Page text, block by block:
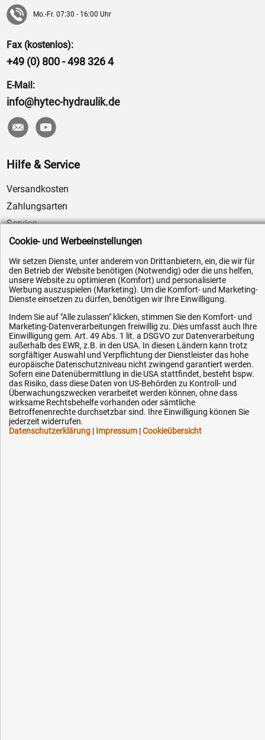
Mo.-Fr. 07:30 - 16:00 Uhr
Fax (kostenlos):
+49 (0) 800 - 498 326 4
E-Mail:
info@hytec-hydraulik.de
Hilfe & Service
Versandkosten
Zahlungsarten
Service
AGB / Widerrufsrecht
Datenschutz
Impressum
Karriere
Technik-Hilfe
Downloads
Kontakt
Ihre Hytec-Hydraulik Vorteile
Schneller Versand, meist am selben Tag
Versandkostenfrei ab 150 EUR (innerhalb DE)
Cookie- und Werbeeinstellungen
Wir setzen Dienste, unter anderem von Drittanbietern, ein, die wir für
den Betrieb der Website benötigen (Notwendig) oder die uns helfen,
unsere Website zu optimieren (Komfort) und personalisierte
Werbung auszuspielen (Marketing). Um die Komfort- und Marketing-
Dienste einsetzen zu dürfen, benötigen wir Ihre Einwilligung.
Indem Sie auf "Alle zulassen" klicken, stimmen Sie den Komfort- und
Marketing-Datenverarbeitungen freiwillig zu. Dies umfasst auch Ihre
Einwilligung gem. Art. 49 Abs. 1 lit. a DSGVO zur Datenverarbeitung
außerhalb des EWR, z.B. in den USA. In diesen Ländern kann trotz
sorgfältiger Auswahl und Verpflichtung der Dienstleister das hohe
europäische Datenschutzniveau nicht zwingend garantiert werden.
Sofern eine Datenübermittlung in die USA stattfindet, besteht bspw.
das Risiko, dass diese Daten von US-Behörden zu Kontroll- und
Überwachungszwecken verarbeitet werden können, ohne dass
wirksame Rechtsbehelfe vorhanden oder sämtliche
Betroffenenrechte durchsetzbar sind. Ihre Einwilligung können Sie
jederzeit widerrufen.
Datenschutzerklärung | Impressum |Cookieübersicht